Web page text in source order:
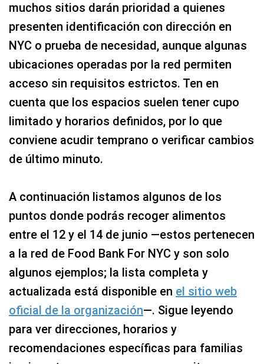
muchos sitios darán prioridad a quienes
presenten identificación con dirección en
NYC o prueba de necesidad, aunque algunas
ubicaciones operadas por la red permiten
acceso sin requisitos estrictos. Ten en
cuenta que los espacios suelen tener cupo
limitado y horarios definidos, por lo que
conviene acudir temprano o verificar cambios
de último minuto.
A continuación listamos algunos de los
puntos donde podrás recoger alimentos
entre el 12 y el 14 de junio —estos pertenecen
a la red de Food Bank For NYC y son solo
algunos ejemplos; la lista completa y
actualizada está disponible en el sitio web
oficial de la organización—. Sigue leyendo
para ver direcciones, horarios y
recomendaciones específicas para familias